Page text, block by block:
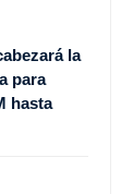
la
para
hasta